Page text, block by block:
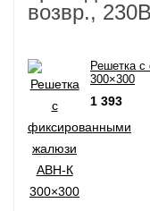
возвр.,
Решетка
300×300
1 393